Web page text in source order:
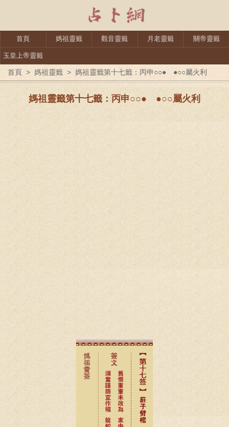
首頁 媽祖靈籤 觀音靈籤 月老靈籤 關帝靈籤
玉皇上帝靈籤
首頁 > 媽祖靈籤 > 媽祖靈籤第十七籤：丙申○○● ●○○屬火利
媽祖靈籤第十七籤：丙申○○● ●○○屬火利